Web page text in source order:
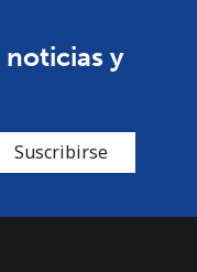
noticias y
Suscribirse